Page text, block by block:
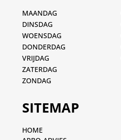
MAANDAG
DINSDAG
WOENSDAG
DONDERDAG
VRIJDAG
ZATERDAG
ZONDAG
SITEMAP
HOME